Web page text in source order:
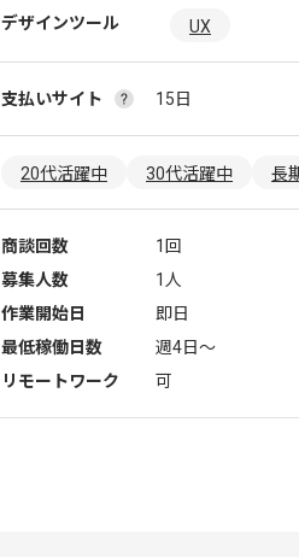
デザインツール UX
支払いサイト 15日
20代活躍中 30代活躍中 長
商談回数
1回
募集人数
1人
作業開始日
即日
最低稼働日数
週4日〜
リモートワーク
可